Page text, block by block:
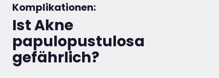
Komplikationen:
Ist Akne
papulopustulosa
gefährlich?